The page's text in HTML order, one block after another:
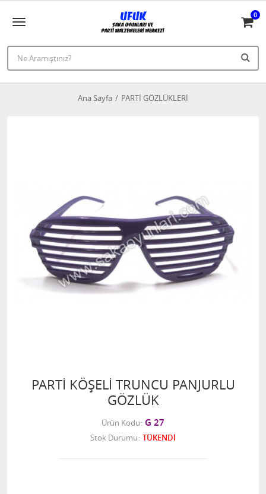
0
Ana Sayfa PARTİ GÖZLÜKLERİ
PARTİ KÖŞELİ TRUNCU PANJURLU
GÖZLÜK
Ürün Kodu G 27
Stok Durumu TÜKENDİ